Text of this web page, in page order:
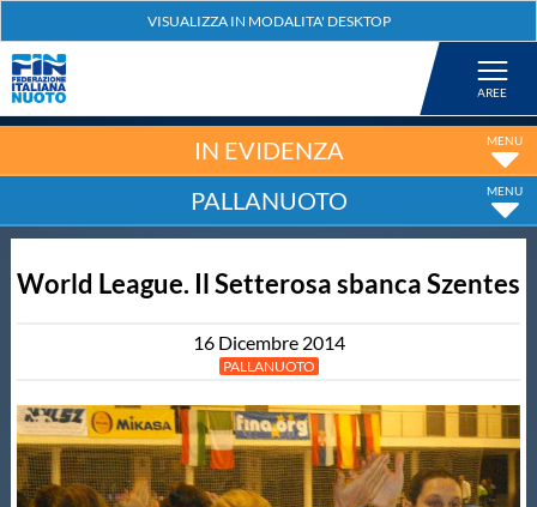
Nuoto
Tuffi
Fondo
IN EVIDENZA
PALLANUOTO
World League. Il Setterosa sbanca Szentes
16 Dicembre 2014
PALLANUOTO